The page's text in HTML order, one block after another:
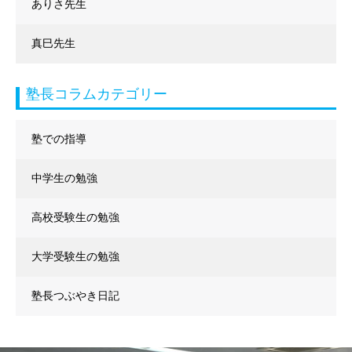
ありさ先生
真巳先生
塾長コラムカテゴリー
塾での指導
中学生の勉強
高校受験生の勉強
大学受験生の勉強
塾長つぶやき日記